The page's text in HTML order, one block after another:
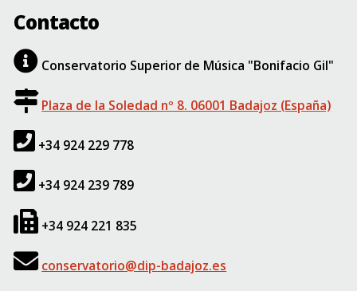
Contacto
Conservatorio Superior de Música "Bonifacio Gil"
Plaza de la Soledad nº 8. 06001 Badajoz (España)
+34 924 229 778
+34 924 239 789
+34 924 221 835
conservatorio@dip-badajoz.es